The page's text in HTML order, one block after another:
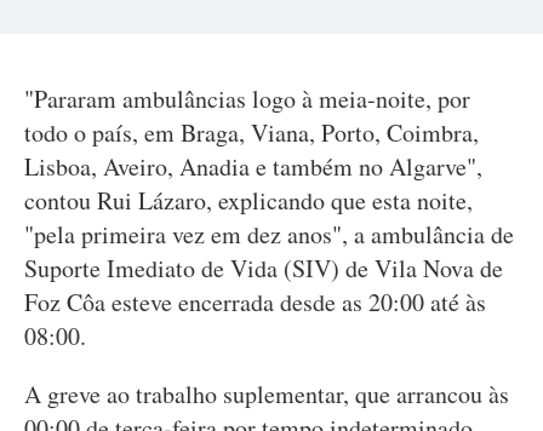
"Pararam ambulâncias logo à meia-noite, por
todo o país, em Braga, Viana, Porto, Coimbra,
Lisboa, Aveiro, Anadia e também no Algarve",
contou Rui Lázaro, explicando que esta noite,
"pela primeira vez em dez anos", a ambulância de
Suporte Imediato de Vida (SIV) de Vila Nova de
Foz Côa esteve encerrada desde as 20:00 até às
08:00.
A greve ao trabalho suplementar, que arrancou às